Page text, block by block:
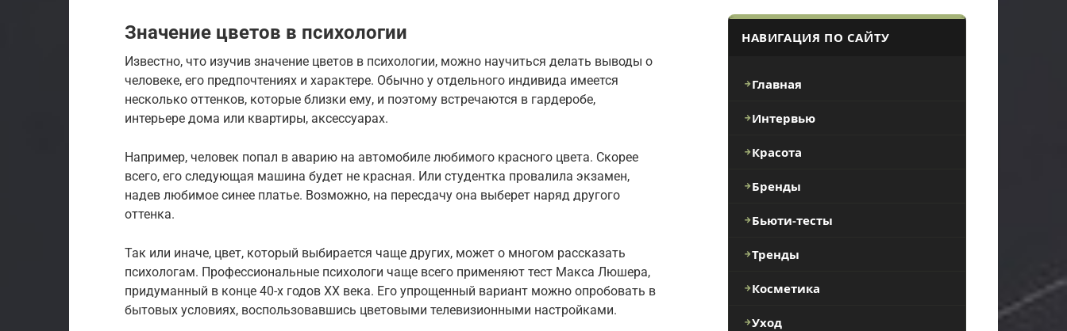
Значение цветов в психологии
Известно, что изучив значение цветов в психологии, можно научиться делать выводы о
человеке, его предпочтениях и характере. Обычно у отдельного индивида имеется
несколько оттенков, которые близки ему, и поэтому встречаются в гардеробе,
интерьере дома или квартиры, аксессуарах.
Например, человек попал в аварию на автомобиле любимого красного цвета. Скорее
всего, его следующая машина будет не красная. Или студентка провалила экзамен,
надев любимое синее платье. Возможно, на пересдачу она выберет наряд другого
оттенка.
Так или иначе, цвет, который выбирается чаще других, может о многом рассказать
психологам. Профессиональные психологи чаще всего применяют тест Макса Люшера,
придуманный в конце 40-х годов ХХ века. Его упрощенный вариант можно опробовать в
бытовых условиях, воспользовавшись цветовыми телевизионными настройками.
НАВИГАЦИЯ ПО САЙТУ
Главная
Интервью
Красота
Бренды
Бьюти-тесты
Тренды
Косметика
Уход